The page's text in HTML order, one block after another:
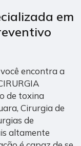
em
encontra a
de toxina
Cirurgia de
de
altamente